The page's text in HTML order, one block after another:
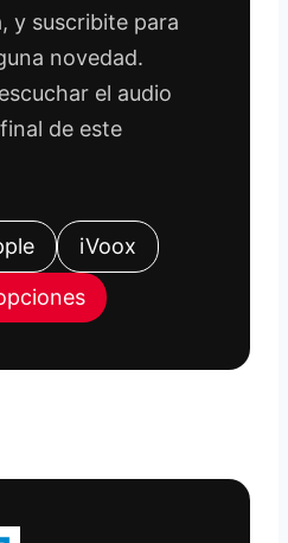
y suscribite para
novedad.
el audio
de este
iVoox